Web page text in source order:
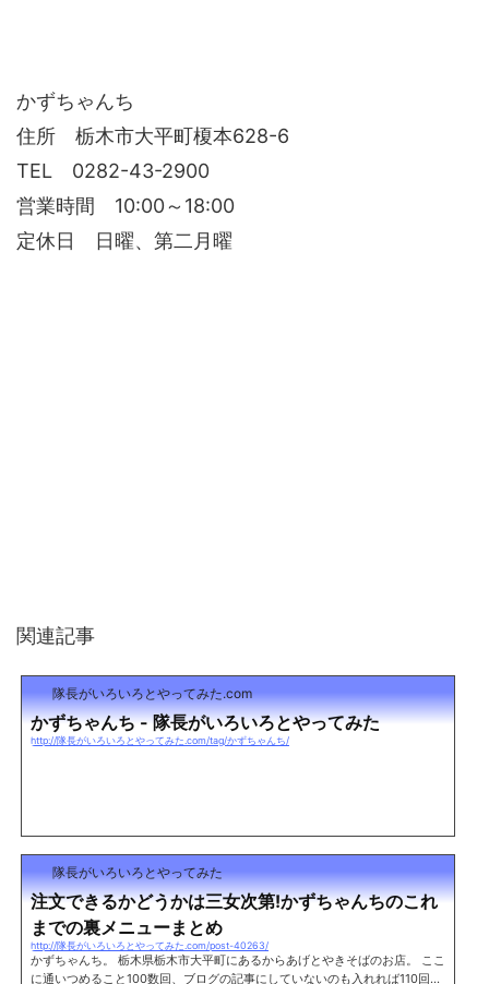
かずちゃんち
住所 栃木市大平町榎本628-6
TEL 0282-43-2900
営業時間 10:00～18:00
定休日 日曜、第二月曜
関連記事
隊長がいろいろとやってみた.com
かずちゃんち - 隊長がいろいろとやってみた
http://隊長がいろいろとやってみた.com/tag/かずちゃんち/
隊長がいろいろとやってみた
注文できるかどうかは三女次第!かずちゃんちのこれ
までの裏メニューまとめ
http://隊長がいろいろとやってみた.com/post-40263/
かずちゃんち。 栃木県栃木市大平町にあるからあげとやきそばのお店。 ここ
に通いつめること100数回、ブログの記事にしていないのも入れれば110回は